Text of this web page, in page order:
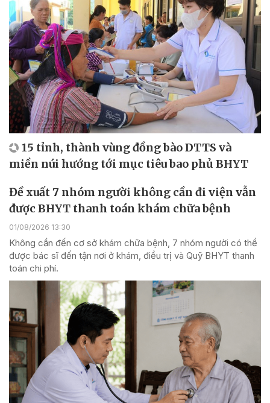
15 tỉnh, thành vùng đồng bào DTTS và
miền núi hướng tới mục tiêu bao phủ BHYT
Đề xuất 7 nhóm người không cần đi viện vẫn
được BHYT thanh toán khám chữa bệnh
01/08/2026 13:30
Không cần đến cơ sở khám chữa bệnh, 7 nhóm người có thể
được bác sĩ đến tận nơi ở khám, điều trị và Quỹ BHYT thanh
toán chi phí.